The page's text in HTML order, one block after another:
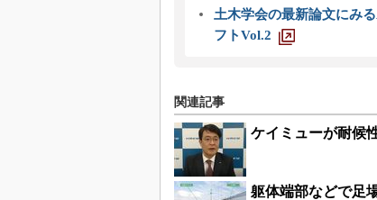
土木学会の最新論文にみ
フトVol.2
関連記事
ケイミューが耐候
躯体端部などで足